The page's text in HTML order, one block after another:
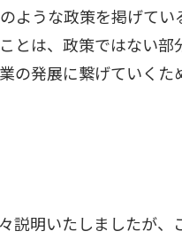
ような政策を掲げて
とは、政策ではない部
の発展に繋げていくた
説明いたしましたが、